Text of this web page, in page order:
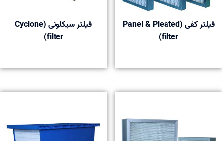
فیلتر کفی (Panel & Pleated
filter)
فیلتر سیکلونی (Cyclone
filter)